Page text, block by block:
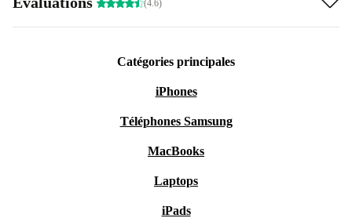
(4.6)
Catégories principales
iPhones
Téléphones Samsung
MacBooks
Laptops
iPads